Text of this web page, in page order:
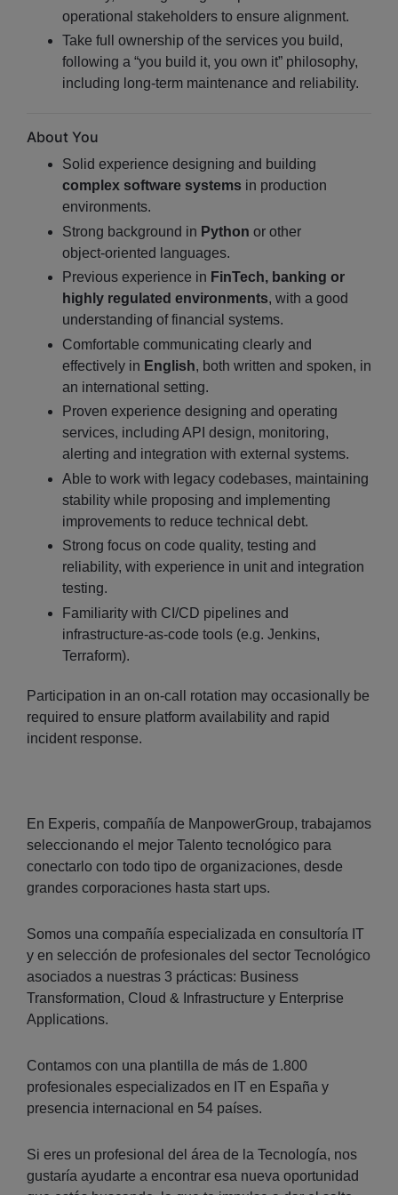
operational stakeholders to ensure alignment.
Take full ownership of the services you build,
following a “you build it, you own it” philosophy,
including long‑term maintenance and reliability.
About You
Solid experience designing and building
complex software systems in production
environments.
Strong background in Python or other
object‑oriented languages.
Previous experience in FinTech, banking or
highly regulated environments, with a good
understanding of financial systems.
Comfortable communicating clearly and
effectively in English, both written and spoken, in
an international setting.
Proven experience designing and operating
services, including API design, monitoring,
alerting and integration with external systems.
Able to work with legacy codebases, maintaining
stability while proposing and implementing
improvements to reduce technical debt.
Strong focus on code quality, testing and
reliability, with experience in unit and integration
testing.
Familiarity with CI/CD pipelines and
infrastructure-as-code tools (e.g. Jenkins,
Terraform).
Participation in an on-call rotation may occasionally be
required to ensure platform availability and rapid
incident response.
En Experis, compañía de ManpowerGroup, trabajamos
seleccionando el mejor Talento tecnológico para
conectarlo con todo tipo de organizaciones, desde
grandes corporaciones hasta start ups.
Somos una compañía especializada en consultoría IT
y en selección de profesionales del sector Tecnológico
asociados a nuestras 3 prácticas: Business
Transformation, Cloud & Infrastructure y Enterprise
Applications.
Contamos con una plantilla de más de 1.800
profesionales especializados en IT en España y
presencia internacional en 54 países.
Si eres un profesional del área de la Tecnología, nos
gustaría ayudarte a encontrar esa nueva oportunidad